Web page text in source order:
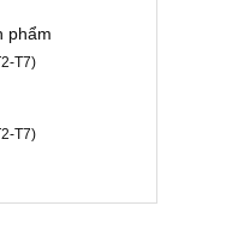
phẩm
T7)
T7)